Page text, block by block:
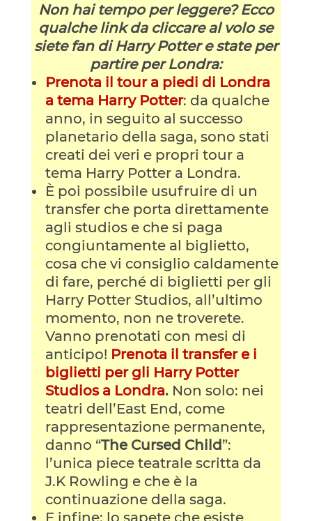
Non hai tempo per leggere? Ecco
qualche link da cliccare al volo se
siete fan di Harry Potter e state per
partire per Londra:
Prenota il tour a piedi di Londra
a tema Harry Potter: da qualche
anno, in seguito al successo
planetario della saga, sono stati
creati dei veri e propri tour a
tema Harry Potter a Londra.
È poi possibile usufruire di un
transfer che porta direttamente
agli studios e che si paga
congiuntamente al biglietto,
cosa che vi consiglio caldamente
di fare, perché di biglietti per gli
Harry Potter Studios, all’ultimo
momento, non ne troverete.
Vanno prenotati con mesi di
anticipo! Prenota il transfer e i
biglietti per gli Harry Potter
Studios a Londra. Non solo: nei
teatri dell’East End, come
rappresentazione permanente,
danno “The Cursed Child”:
l’unica piece teatrale scritta da
J.K Rowling e che è la
continuazione della saga.
E infine: lo sapete che esiste